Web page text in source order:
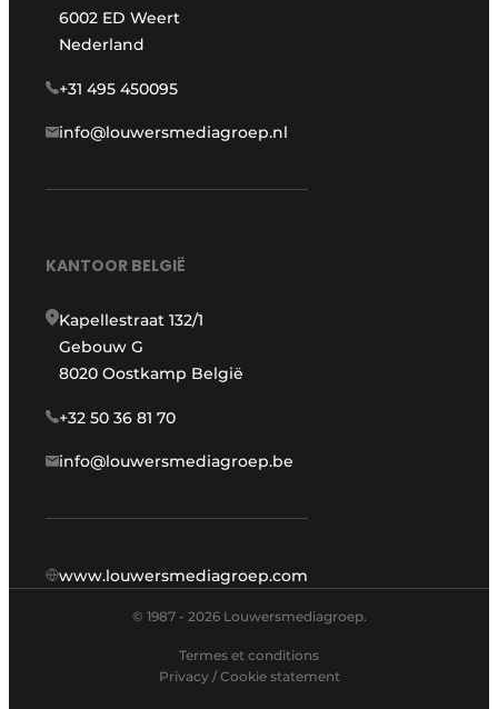
6002 ED Weert
Nederland
+31 495 450095
info@louwersmediagroep.nl
KANTOOR BELGIË
Kapellestraat 132/1
Gebouw G
8020 Oostkamp België
+32 50 36 81 70
info@louwersmediagroep.be
www.louwersmediagroep.com
© 1987 - 2026 Louwersmediagroep.
Termes et conditions
Privacy / Cookie statement